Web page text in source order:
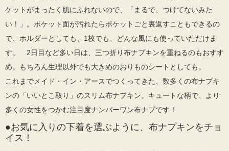
ケットがまったく肌にふれないので、「まるで、つけてないみた
い！」。ポケット面が汚れたらポケットごと裏返すこともできるの
で、ホルダーとしても、1枚でも、どんな風にも使っていただけま
す。 2日目など多い日は、三つ折り布ナプキンを重ねるのもおすす
め。もちろん生理以外でも大きめのおりものシートとしても。
これまでメイド・イン・アースでつくってきた、数多くの布ナプキ
ンの「いいとこ取り」のスリム布ナプキン。キュートな柄で、より
多くの女性をつかむ注目度ナンバーワン布ナプです！
●お気に入りの下着を選ぶように、布ナプキンをチョ
イス！